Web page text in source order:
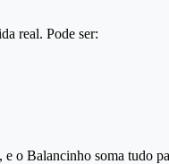
real. Pode ser:
o Balancinho soma tudo